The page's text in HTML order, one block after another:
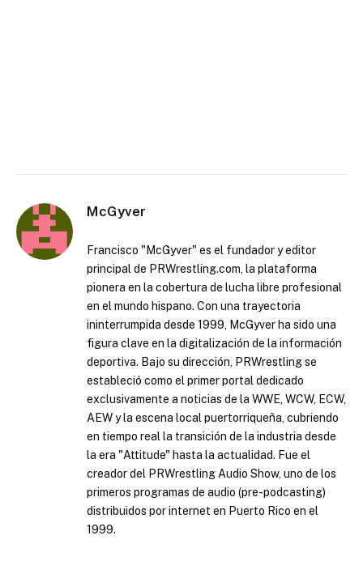
McGyver
Francisco "McGyver" es el fundador y editor
principal de PRWrestling.com, la plataforma
pionera en la cobertura de lucha libre profesional
en el mundo hispano. Con una trayectoria
ininterrumpida desde 1999, McGyver ha sido una
figura clave en la digitalización de la información
deportiva. Bajo su dirección, PRWrestling se
estableció como el primer portal dedicado
exclusivamente a noticias de la WWE, WCW, ECW,
AEW y la escena local puertorriqueña, cubriendo
en tiempo real la transición de la industria desde
la era "Attitude" hasta la actualidad. Fue el
creador del PRWrestling Audio Show, uno de los
primeros programas de audio (pre-podcasting)
distribuidos por internet en Puerto Rico en el
1999.